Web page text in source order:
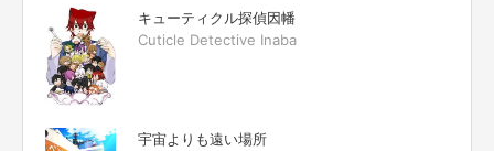
キューティクル探偵因幡
Cuticle Detective Inaba
宇宙よりも遠い場所